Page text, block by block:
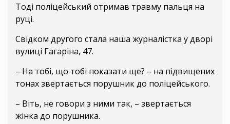
Тоді поліцейський отримав травму пальця на
руці.
Свідком другого стала наша журналістка у дворі
вулиці Гагаріна, 47.
– На тобі, що тобі показати ще? – на підвищених
тонах звертається порушник до поліцейського.
– Віть, не говори з ними так, – звертається
жінка до порушника.